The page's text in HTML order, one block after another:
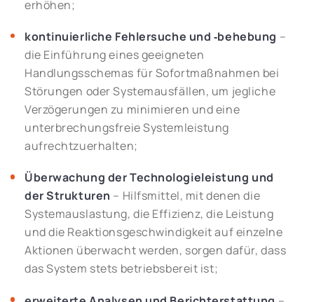
erhöhen;
kontinuierliche Fehlersuche und ‑behebung –
die Einführung eines geeigneten
Handlungsschemas für Sofortmaßnahmen bei
Störungen oder Systemausfällen, um jegliche
Verzögerungen zu minimieren und eine
unterbrechungsfreie Systemleistung
aufrechtzuerhalten;
Überwachung der Technologieleistung und
der Strukturen – Hilfsmittel, mit denen die
Systemauslastung, die Effizienz, die Leistung
und die Reaktionsgeschwindigkeit auf einzelne
Aktionen überwacht werden, sorgen dafür, dass
das System stets betriebsbereit ist;